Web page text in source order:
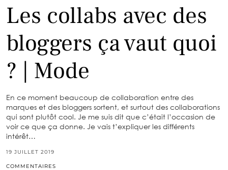
Les collabs avec des
bloggers ça vaut quoi
? | Mode
En ce moment beaucoup de collaboration entre des
marques et des bloggers sortent, et surtout des collaborations
qui sont plutôt cool. Je me suis dit que c’était l’occasion de
voir ce que ça donne. Je vais t’expliquer les différents
intérêt…
19 JUILLET 2019
COMMENTAIRES